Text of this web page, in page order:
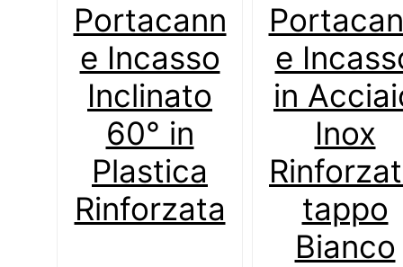
Portacann
e Incasso
Inclinato
60° in
Plastica
Rinforzata
e
in
Inox
tappo
Bianco